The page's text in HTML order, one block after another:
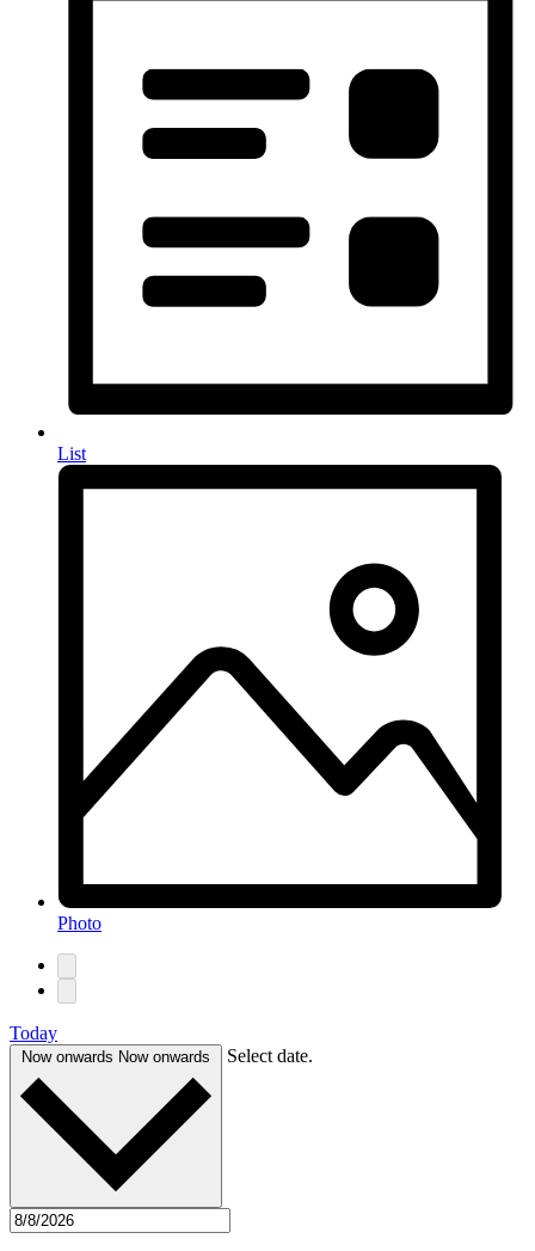
List
Photo
Today
Now onwards Now onwards Select date.